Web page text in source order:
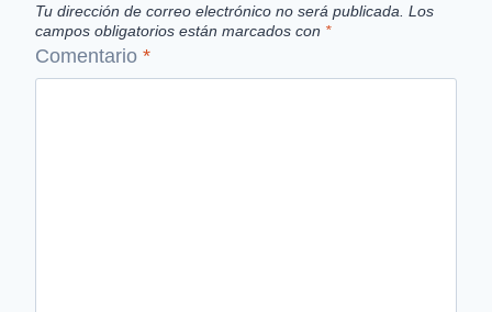
Tu dirección de correo electrónico no será publicada. Los
campos obligatorios están marcados con *
Comentario *